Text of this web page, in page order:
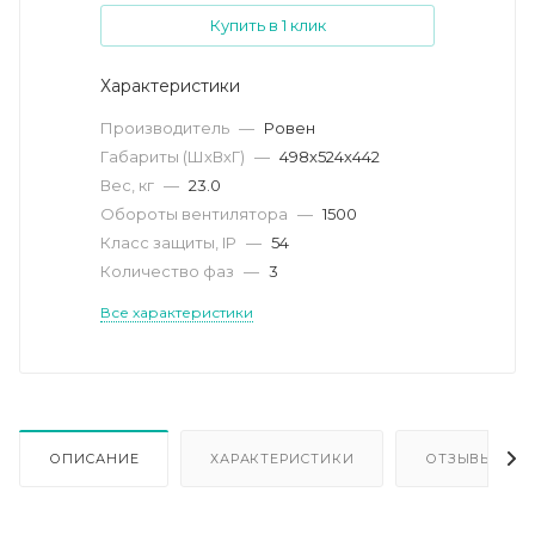
Купить в 1 клик
Характеристики
Производитель — Ровен
Габариты (ШхВхГ) — 498х524х442
Вес, кг — 23.0
Обороты вентилятора — 1500
Класс защиты, IP — 54
Количество фаз — 3
Все характеристики
ОПИСАНИЕ ХАРАКТЕРИСТИКИ ОТЗЫВЫ